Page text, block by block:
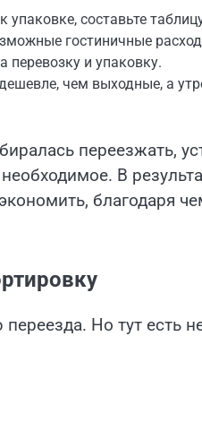
составьте
гостиничные
и упаковку.
чем выходные, а
переезжать,
В
благодаря
Но тут есть